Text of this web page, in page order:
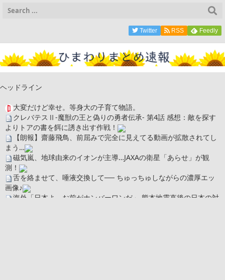
Twitter RSS Feedly
ヘッドライン
大変だけど幸せ。等身大の子育て物語。
クレバテスⅡ-魔獣の王と偽りの勇者伝承- 第4話 感想：敵を探す
よりトアの書を餌に誘き出す作戦！
【朗報】齋藤飛鳥、前屈みで完全に見えてる動画が拡散されてし
まう…
磁気嵐、地球由来のイオンが主導…JAXAの衛星「あらせ」が観
測！
舌を絡ませて、唾液交換して── ちゅっちゅしながらの濃厚エッ
画像♪
海外「日本よ、お前がナンバーワンだ」 熊本地震直後の日本の対